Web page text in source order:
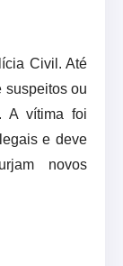
Civil. Até
suspeitos ou
A vítima foi
e deve
novos